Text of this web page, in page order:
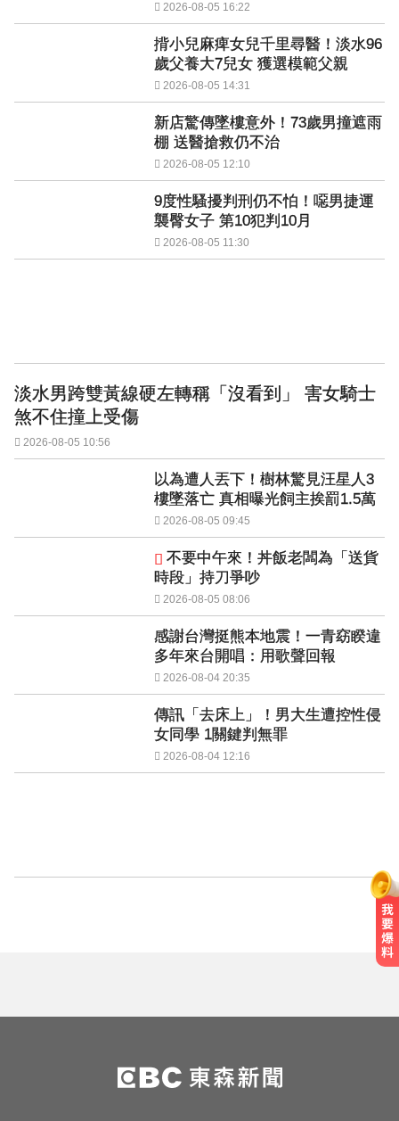
2026-08-05 16:22
揹小兒麻痺女兒千里尋醫！淡水96
歲父養大7兒女 獲選模範父親
2026-08-05 14:31
新店驚傳墜樓意外！73歲男撞遮雨
棚 送醫搶救仍不治
2026-08-05 12:10
9度性騷擾判刑仍不怕！噁男捷運
襲臀女子 第10犯判10月
2026-08-05 11:30
淡水男跨雙黃線硬左轉稱「沒看到」 害女騎士
煞不住撞上受傷
2026-08-05 10:56
以為遭人丟下！樹林驚見汪星人3
樓墜落亡 真相曝光飼主挨罰1.5萬
2026-08-05 09:45
不要中午來！丼飯老闆為「送貨
時段」持刀爭吵
2026-08-05 08:06
感謝台灣挺熊本地震！一青窈睽違
多年來台開唱：用歌聲回報
2026-08-04 20:35
傳訊「去床上」！男大生遭控性侵
女同學 1關鍵判無罪
2026-08-04 12:16